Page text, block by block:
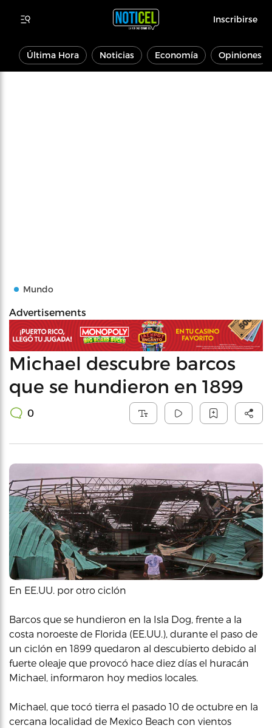
Inscribirse
Última Hora Noticias Economía Opiniones
Mundo
Advertisements
Michael descubre barcos
que se hundieron en 1899
0
En EE.UU. por otro ciclón
Barcos que se hundieron en la Isla Dog, frente a la
costa noroeste de Florida (EE.UU.), durante el paso de
un ciclón en 1899 quedaron al descubierto debido al
fuerte oleaje que provocó hace diez días el huracán
Michael, informaron hoy medios locales.
Michael, que tocó tierra el pasado 10 de octubre en la
cercana localidad de Mexico Beach con vientos